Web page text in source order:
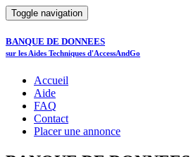
Toggle navigation
BANQUE DE DONNEES
sur les Aides Techniques d'AccessAndGo
Accueil
Aide
FAQ
Contact
Placer une annonce